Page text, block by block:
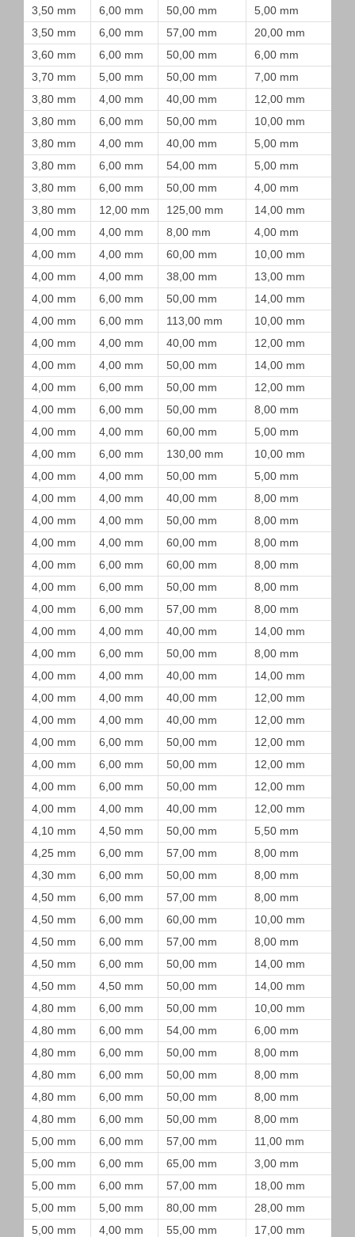
3,50 mm 6,00 mm 50,00 mm
5,00 mm
3,50 mm
6,00 mm 57,00 mm
20,00 mm
3,60 mm
6,00 mm 50,00 mm
6,00 mm
3,70 mm
5,00 mm 50,00 mm
7,00 mm
3,80 mm
4,00 mm 40,00 mm
12,00 mm
3,80 mm
6,00 mm 50,00 mm
10,00 mm
3,80 mm
4,00 mm 40,00 mm
5,00 mm
3,80 mm
6,00 mm 54,00 mm
5,00 mm
3,80 mm
6,00 mm 50,00 mm
4,00 mm
3,80 mm
12,00 mm 125,00 mm
14,00 mm
4,00 mm
4,00 mm 8,00 mm
4,00 mm
4,00 mm
4,00 mm 60,00 mm
10,00 mm
4,00 mm
4,00 mm 38,00 mm
13,00 mm
4,00 mm
6,00 mm 50,00 mm
14,00 mm
4,00 mm
6,00 mm 113,00 mm
10,00 mm
4,00 mm
4,00 mm 40,00 mm
12,00 mm
4,00 mm
4,00 mm 50,00 mm
14,00 mm
4,00 mm
6,00 mm 50,00 mm
12,00 mm
4,00 mm
6,00 mm 50,00 mm
8,00 mm
4,00 mm
4,00 mm 60,00 mm
5,00 mm
4,00 mm
6,00 mm 130,00 mm
10,00 mm
4,00 mm
4,00 mm 50,00 mm
5,00 mm
4,00 mm
4,00 mm 40,00 mm
8,00 mm
4,00 mm
4,00 mm 50,00 mm
8,00 mm
4,00 mm
4,00 mm 60,00 mm
8,00 mm
4,00 mm
6,00 mm 60,00 mm
8,00 mm
4,00 mm
6,00 mm 50,00 mm
8,00 mm
4,00 mm
6,00 mm 57,00 mm
8,00 mm
4,00 mm
4,00 mm 40,00 mm
14,00 mm
4,00 mm
6,00 mm 50,00 mm
8,00 mm
4,00 mm
4,00 mm 40,00 mm
14,00 mm
4,00 mm
4,00 mm 40,00 mm
12,00 mm
4,00 mm
4,00 mm 40,00 mm
12,00 mm
4,00 mm
6,00 mm 50,00 mm
12,00 mm
4,00 mm
6,00 mm 50,00 mm
12,00 mm
4,00 mm
6,00 mm 50,00 mm
12,00 mm
4,00 mm
4,00 mm 40,00 mm
12,00 mm
4,10 mm
4,50 mm 50,00 mm
5,50 mm
4,25 mm
6,00 mm 57,00 mm
8,00 mm
4,30 mm
6,00 mm 50,00 mm
8,00 mm
4,50 mm
6,00 mm 57,00 mm
8,00 mm
4,50 mm
6,00 mm 60,00 mm
10,00 mm
4,50 mm
6,00 mm 57,00 mm
8,00 mm
4,50 mm
6,00 mm 50,00 mm
14,00 mm
4,50 mm
4,50 mm 50,00 mm
14,00 mm
4,80 mm
6,00 mm 50,00 mm
10,00 mm
4,80 mm
6,00 mm 54,00 mm
6,00 mm
4,80 mm
6,00 mm 50,00 mm
8,00 mm
4,80 mm
6,00 mm 50,00 mm
8,00 mm
4,80 mm
6,00 mm 50,00 mm
8,00 mm
4,80 mm
6,00 mm 50,00 mm
8,00 mm
5,00 mm
6,00 mm 57,00 mm
11,00 mm
5,00 mm
6,00 mm 65,00 mm
3,00 mm
5,00 mm
6,00 mm 57,00 mm
18,00 mm
5,00 mm
5,00 mm 80,00 mm
28,00 mm
5,00 mm
4,00 mm 55,00 mm
17,00 mm